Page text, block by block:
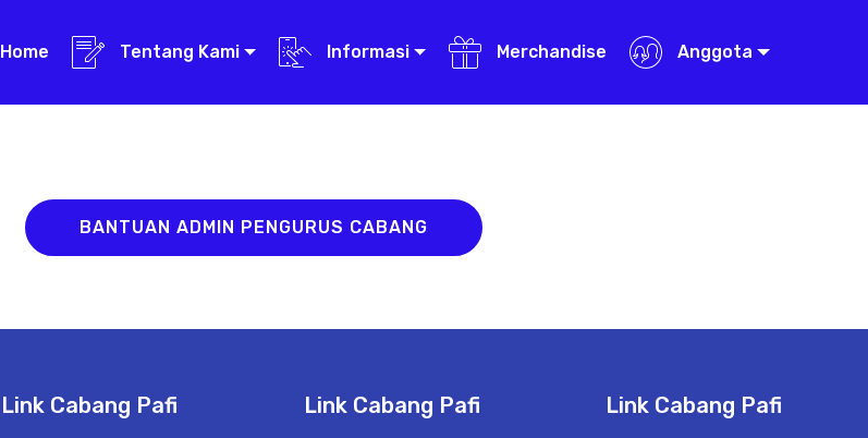
Home Tentang Kami Informasi Merchandise Anggota
BANTUAN ADMIN PENGURUS CABANG
Link Cabang Pafi Link Cabang Pafi Link Cabang Pafi